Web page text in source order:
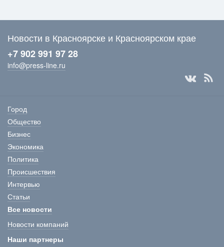
Новости в Красноярске и Красноярском крае
+7 902 991 97 28
info@press-line.ru
Город
Общество
Бизнес
Экономика
Политика
Происшествия
Интервью
Статьи
Все новости
Новости компаний
Наши партнеры